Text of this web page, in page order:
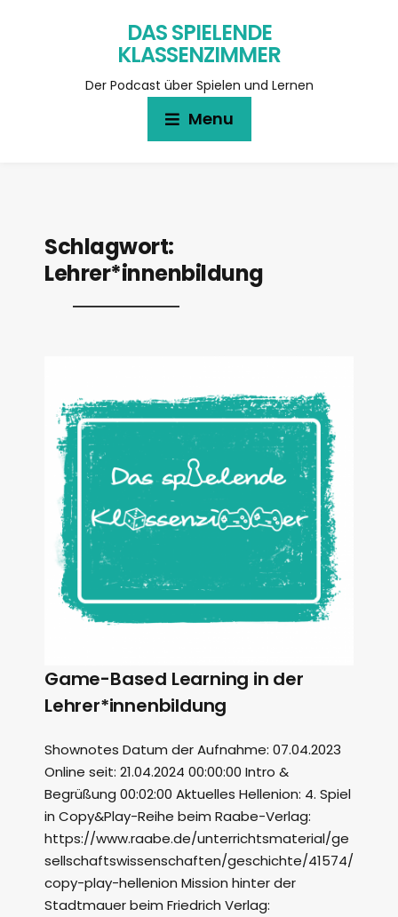
DAS SPIELENDE
KLASSENZIMMER
Der Podcast über Spielen und Lernen
Menu
Schlagwort:
Lehrer*innenbildung
Game-Based Learning in der
Lehrer*innenbildung
Shownotes Datum der Aufnahme: 07.04.2023
Online seit: 21.04.2024 00:00:00 Intro &
Begrüßung 00:02:00 Aktuelles Hellenion: 4. Spiel
in Copy&Play-Reihe beim Raabe-Verlag:
https://www.raabe.de/unterrichtsmaterial/ge
sellschaftswissenschaften/geschichte/41574/
copy-play-hellenion Mission hinter der
Stadtmauer beim Friedrich Verlag: